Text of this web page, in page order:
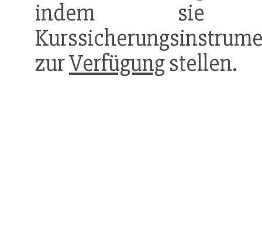
indem
zurVerfügungstellen.